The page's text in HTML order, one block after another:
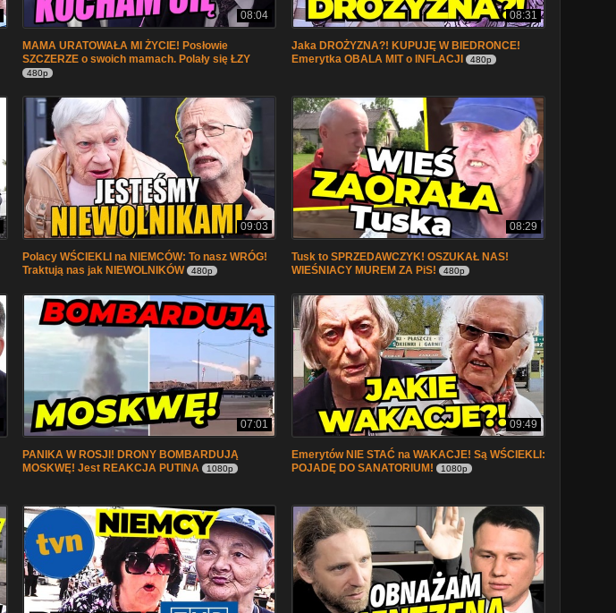
08:04
MAMA URATOWAŁA MI ŻYCIE! Posłowie
SZCZERZE o swoich mamach. Polały się ŁZY
480p
08:31
Jaka DROŻYZNA?! KUPUJĘ W BIEDRONCE!
Emerytka OBALA MIT o INFLACJI
480p
09:03
Polacy WŚCIEKLI na NIEMCÓW: To nasz WRÓG!
Traktują nas jak NIEWOLNIKÓW
480p
08:29
Tusk to SPRZEDAWCZYK! OSZUKAŁ NAS!
WIEŚNIACY MUREM ZA PiS!
480p
07:01
PANIKA W ROSJI! DRONY BOMBARDUJĄ
MOSKWĘ! Jest REAKCJA PUTINA
1080p
09:49
Emerytów NIE STAĆ na WAKACJE! Są WŚCIEKLI:
POJADĘ DO SANATORIUM!
1080p